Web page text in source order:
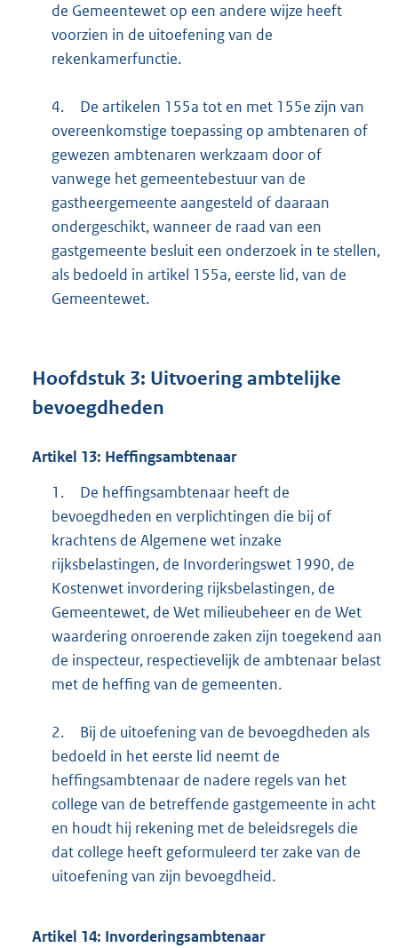
de Gemeentewet op een andere wijze heeft
voorzien in de uitoefening van de
rekenkamerfunctie.
4.
De artikelen 155a tot en met 155e zijn van
overeenkomstige toepassing op ambtenaren of
gewezen ambtenaren werkzaam door of
vanwege het gemeentebestuur van de
gastheergemeente aangesteld of daaraan
ondergeschikt, wanneer de raad van een
gastgemeente besluit een onderzoek in te stellen,
als bedoeld in artikel 155a, eerste lid, van de
Gemeentewet.
Hoofdstuk 3: Uitvoering ambtelijke
bevoegdheden
Artikel 13: Heffingsambtenaar
1.
De heffingsambtenaar heeft de
bevoegdheden en verplichtingen die bij of
krachtens de Algemene wet inzake
rijksbelastingen, de Invorderingswet 1990, de
Kostenwet invordering rijksbelastingen, de
Gemeentewet, de Wet milieubeheer en de Wet
waardering onroerende zaken zijn toegekend aan
de inspecteur, respectievelijk de ambtenaar belast
met de heffing van de gemeenten.
2.
Bij de uitoefening van de bevoegdheden als
bedoeld in het eerste lid neemt de
heffingsambtenaar de nadere regels van het
college van de betreffende gastgemeente in acht
en houdt hij rekening met de beleidsregels die
dat college heeft geformuleerd ter zake van de
uitoefening van zijn bevoegdheid.
Artikel 14: Invorderingsambtenaar